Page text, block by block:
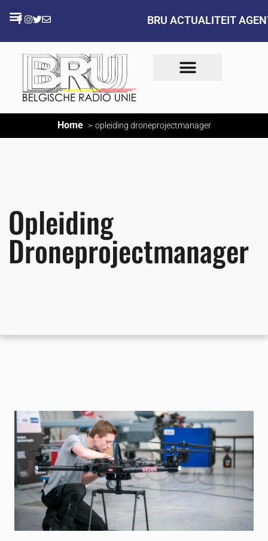
BRU ACTUALITEIT
Home opleiding droneprojectmanager
Opleiding
Droneprojectmanager